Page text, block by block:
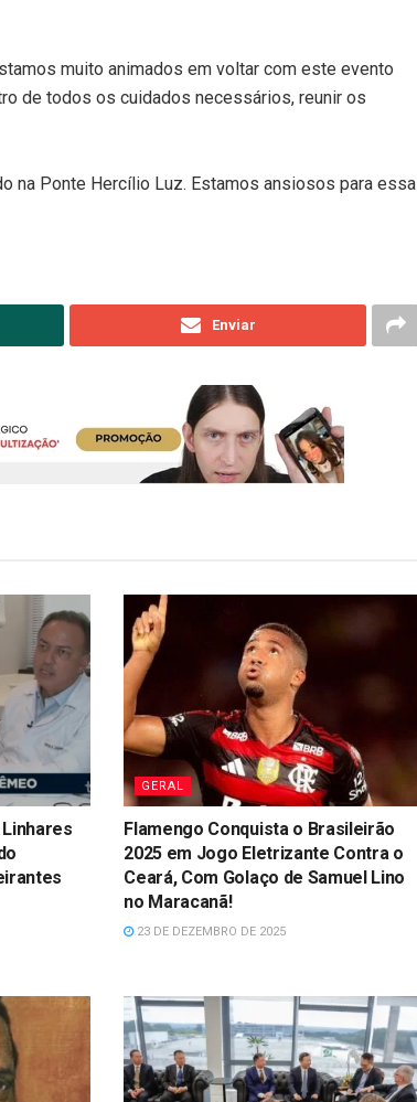
muito animados em voltar com este evento
de todos os cuidados necessários, reunir os
na Ponte Hercílio Luz. Estamos ansiosos para essa
Enviar
GERAL
Flamengo Conquista o Brasileirão
2025 em Jogo Eletrizante Contra o
Ceará, Com Golaço de Samuel Lino
no Maracanã!
23 DE DEZEMBRO DE 2025